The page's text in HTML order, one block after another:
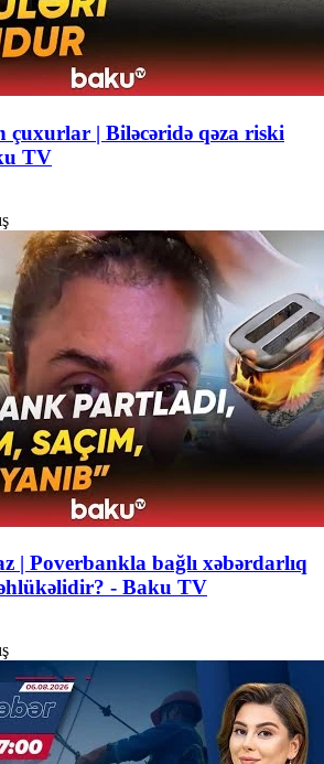
çuxurlar | Biləcəridə qəza riski
TV
| Poverbankla bağlı xəbərdarlıq
- Baku TV